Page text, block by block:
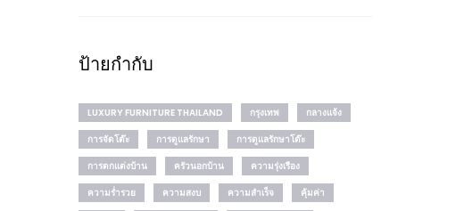
ป้ายกำกับ
LUXURY FURNITURE THAILAND กรุงเทพ
กลางแจ้ง
การจัดโต๊ะ
การดูแลรักษา
การดูแลรักษาโต๊ะ
การตกแต่งบ้าน
ครัวนอกบ้าน
ความรุ่งเรือง
ความร่ำรวย
ความสงบ ความสำเร็จ
คุ้มค่า